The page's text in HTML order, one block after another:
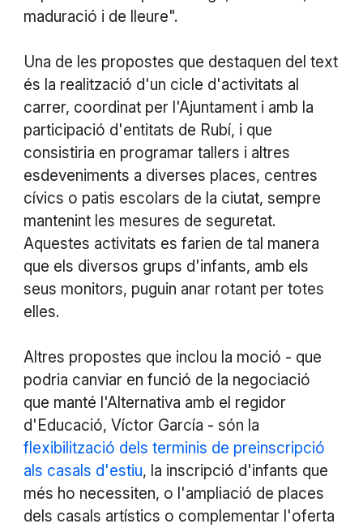
maduració i de lleure".
Una de les propostes que destaquen del text
és la realització d'un cicle d'activitats al
carrer, coordinat per l'Ajuntament i amb la
participació d'entitats de Rubí, i que
consistiria en programar tallers i altres
esdeveniments a diverses places, centres
cívics o patis escolars de la ciutat, sempre
mantenint les mesures de seguretat.
Aquestes activitats es farien de tal manera
que els diversos grups d'infants, amb els
seus monitors, puguin anar rotant per totes
elles.
Altres propostes que inclou la moció - que
podria canviar en funció de la negociació
que manté l'Alternativa amb el regidor
d'Educació, Víctor García - són la
flexibilització dels terminis de preinscripció
als casals d'estiu, la inscripció d'infants que
més ho necessiten, o l'ampliació de places
dels casals artístics o complementar l'oferta